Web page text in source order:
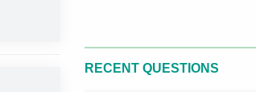
RECENT QUESTIONS